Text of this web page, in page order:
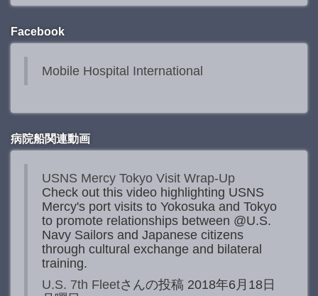
Facebook
Mobile Hospital International
病院船関連動画
USNS Mercy Tokyo Visit Wrap-Up
Check out this video highlighting USNS
Mercy's port visits to Yokosuka and Tokyo
to promote relationships between @U.S.
Navy Sailors and Japanese citizens
through cultural exchange and bilateral
training.
U.S. 7th Fleetさんの投稿 2018年6月18日